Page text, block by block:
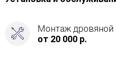
Монтаж дровяной
от 20 000 р.